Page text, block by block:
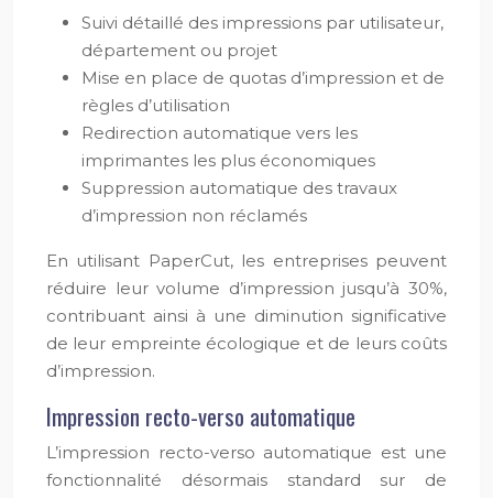
Suivi détaillé des impressions par utilisateur,
département ou projet
Mise en place de quotas d’impression et de
règles d’utilisation
Redirection automatique vers les
imprimantes les plus économiques
Suppression automatique des travaux
d’impression non réclamés
En utilisant PaperCut, les entreprises peuvent
réduire leur volume d’impression jusqu’à 30%,
contribuant ainsi à une diminution significative
de leur empreinte écologique et de leurs coûts
d’impression.
Impression recto-verso automatique
L’impression recto-verso automatique est une
fonctionnalité désormais standard sur de